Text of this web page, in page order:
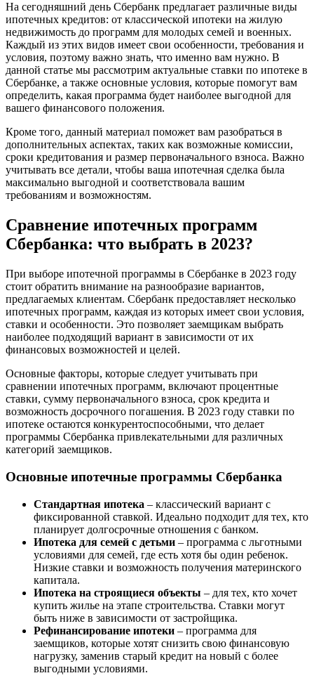
На сегодняшний день Сбербанк предлагает различные виды
ипотечных кредитов: от классической ипотеки на жилую
недвижимость до программ для молодых семей и военных.
Каждый из этих видов имеет свои особенности, требования и
условия, поэтому важно знать, что именно вам нужно. В
данной статье мы рассмотрим актуальные ставки по ипотеке в
Сбербанке, а также основные условия, которые помогут вам
определить, какая программа будет наиболее выгодной для
вашего финансового положения.
Кроме того, данный материал поможет вам разобраться в
дополнительных аспектах, таких как возможные комиссии,
сроки кредитования и размер первоначального взноса. Важно
учитывать все детали, чтобы ваша ипотечная сделка была
максимально выгодной и соответствовала вашим
требованиям и возможностям.
Сравнение ипотечных программ
Сбербанка: что выбрать в 2023?
При выборе ипотечной программы в Сбербанке в 2023 году
стоит обратить внимание на разнообразие вариантов,
предлагаемых клиентам. Сбербанк предоставляет несколько
ипотечных программ, каждая из которых имеет свои условия,
ставки и особенности. Это позволяет заемщикам выбрать
наиболее подходящий вариант в зависимости от их
финансовых возможностей и целей.
Основные факторы, которые следует учитывать при
сравнении ипотечных программ, включают процентные
ставки, сумму первоначального взноса, срок кредита и
возможность досрочного погашения. В 2023 году ставки по
ипотеке остаются конкурентоспособными, что делает
программы Сбербанка привлекательными для различных
категорий заемщиков.
Основные ипотечные программы Сбербанка
Стандартная ипотека – классический вариант с
фиксированной ставкой. Идеально подходит для тех, кто
планирует долгосрочные отношения с банком.
Ипотека для семей с детьми – программа с льготными
условиями для семей, где есть хотя бы один ребенок.
Низкие ставки и возможность получения материнского
капитала.
Ипотека на строящиеся объекты – для тех, кто хочет
купить жилье на этапе строительства. Ставки могут
быть ниже в зависимости от застройщика.
Рефинансирование ипотеки – программа для
заемщиков, которые хотят снизить свою финансовую
нагрузку, заменив старый кредит на новый с более
выгодными условиями.